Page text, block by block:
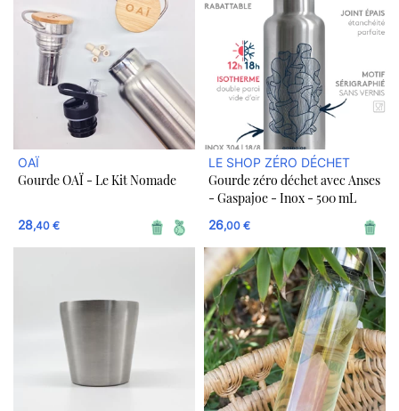
OAÏ
Gourde OAÏ - Le Kit Nomade
28,40 €
LE SHOP ZÉRO DÉCHET
Gourde zéro déchet avec Anses
- Gaspajoe - Inox - 500 mL
26,00 €